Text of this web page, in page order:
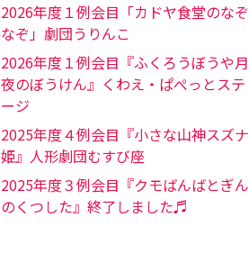
2026年度１例会目「カドヤ食堂のなぞ
なぞ」劇団うりんこ
2026年度１例会目『ふくろうぼうや月
夜のぼうけん』くわえ・ぱぺっとステ
ージ
2025年度４例会目『小さな山神スズナ
姫』人形劇団むすび座
2025年度３例会目『クモばんばとぎん
のくつした』終了しました♬